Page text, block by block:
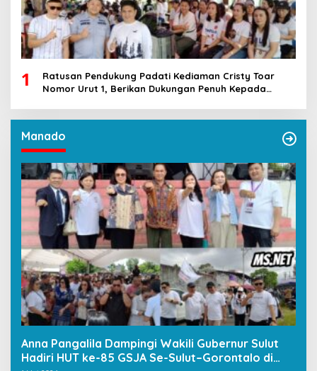
1
Ratusan Pendukung Padati Kediaman Cristy Toar
Nomor Urut 1, Berikan Dukungan Penuh Kepada
Manado
Anna Pangalila Dampingi Wakili Gubernur Sulut
Hadiri HUT ke-85 GSJA Se-Sulut–Gorontalo di